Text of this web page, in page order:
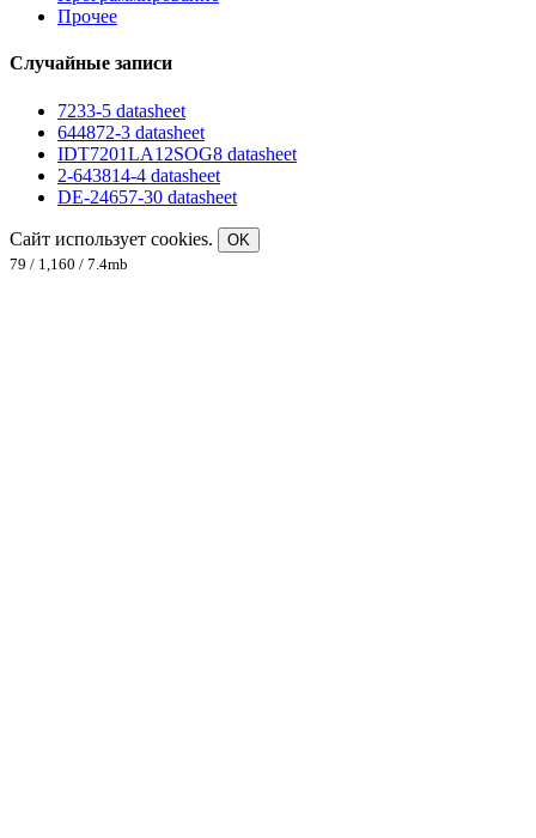
Прочее
Случайные записи
7233-5 datasheet
644872-3 datasheet
IDT7201LA12SOG8 datasheet
2-643814-4 datasheet
DE-24657-30 datasheet
Сайт использует cookies.
OK
79 / 1,160 / 7.4mb